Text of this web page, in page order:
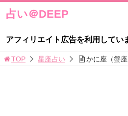
占い＠DEEP
アフィリエイト広告を利用してい
TOP 星座占い かに座（蟹